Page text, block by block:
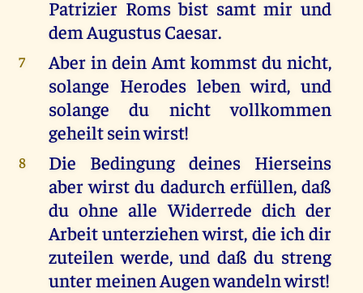
Patrizier Roms bist samt mir und
dem Augustus Caesar.
7
Aber in dein Amt kommst du nicht,
solange Herodes leben wird, und
solange du nicht vollkommen
geheilt sein wirst!
8
Die Bedingung deines Hierseins
aber wirst du dadurch erfüllen, daß
du ohne alle Widerrede dich der
Arbeit unterziehen wirst, die ich dir
zuteilen werde, und daß du streng
unter meinen Augen wandeln wirst!